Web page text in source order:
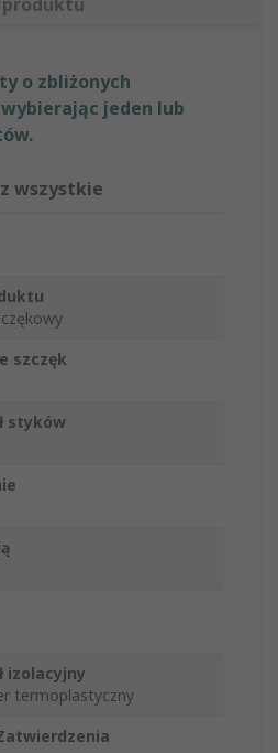
produktu
o zbliżonych
jeden lub
wszystkie
szczęk
styków
izolacyjny
termoplastyczny